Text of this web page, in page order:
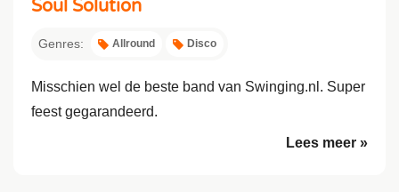
Soul Solution
Genres: Allround Disco
Misschien wel de beste band van Swinging.nl. Super
feest gegarandeerd.
Lees meer »